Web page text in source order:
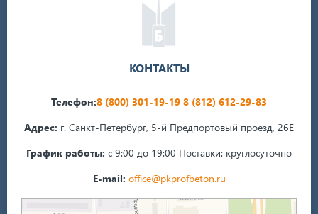
КОНТАКТЫ
Телефон:8 (800) 301-19-19 8 (812) 612-29-83
Адрес: г. Санкт-Петербург, 5-й Предпортовый проезд, 26Е
График работы: с 9:00 до 19:00 Поставки: круглосуточно
E-mail: office@pkprofbeton.ru